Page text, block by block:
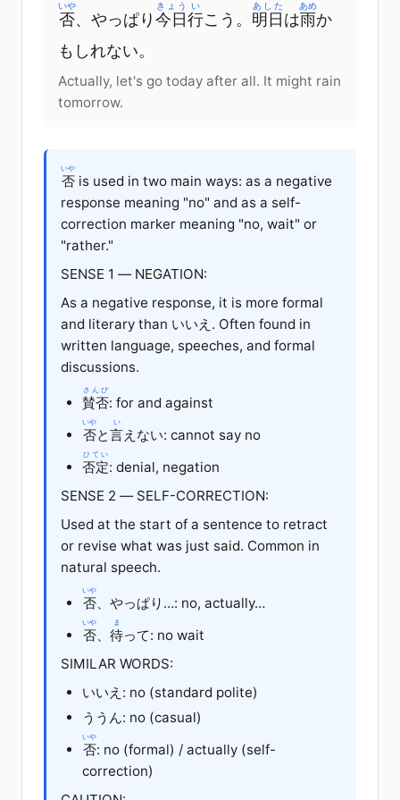
否
いや
、 やっぱり 今日
きょう
行
い
こう 。 明日
あした
は雨
あめ
か
もしれない。
Actually, let's go today after all. It might rain
tomorrow.
否
いや
is used in two main ways: as a negative
response meaning "no" and as a self-
correction marker meaning "no, wait" or
"rather."
SENSE 1 — NEGATION:
As a negative response, it is more formal
and literary than いいえ . Often found in
written language, speeches, and formal
discussions.
賛否
さんぴ
: for and against
否
いや
と言
い
えない: cannot say no
否定
ひてい
: denial, negation
SENSE 2 — SELF-CORRECTION:
Used at the start of a sentence to retract
or revise what was just said. Common in
natural speech.
否
いや
やっぱり …: no, actually…
否
いや
待
ま
って: no wait
SIMILAR WORDS:
いいえ : no (standard polite)
ううん: no (casual)
否
いや
: no (formal) / actually (self-
correction)